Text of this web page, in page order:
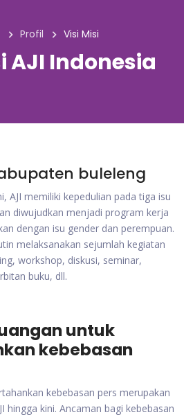
Profil Visi Misi
AJI Indonesia
buleleng
AJI memiliki kepedulian pada tiga isu
diwujudkan menjadi program kerja
dengan isu gender dan perempuan.
melaksanakan sejumlah kegiatan
workshop, diskusi, seminar,
buku, dll.
untuk
kebebasan
kebebasan pers merupakan
hingga kini. Ancaman bagi kebebasan